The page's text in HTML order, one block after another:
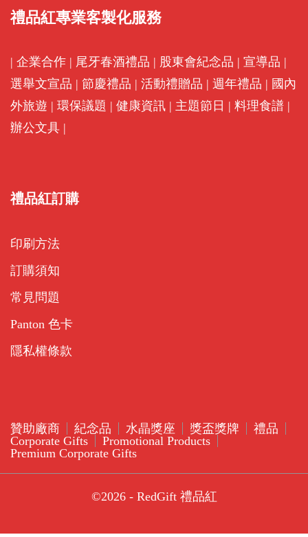
禮品紅專業客製化服務
| 企業合作 | 尾牙春酒禮品 | 股東會紀念品 | 宣導品 |
選舉文宣品 | 節慶禮品 | 活動禮贈品 | 週年禮品 | 國內
外旅遊 | 環保議題 | 健康資訊 | 主題節日 | 料理食譜 |
辦公文具 |
禮品紅訂購
印刷方法
訂購須知
常見問題
Panton 色卡
隱私權條款
贊助廠商 紀念品 水晶獎座 獎盃獎牌
禮品
Corporate Gifts
Promotional Products
Premium Corporate Gifts
©2026 - RedGift 禮品紅